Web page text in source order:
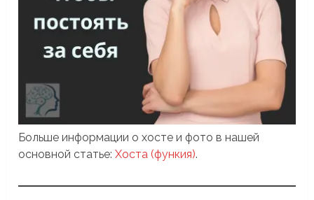
Больше информации о хосте и фото в нашей
основной статье:Хоста (функия).